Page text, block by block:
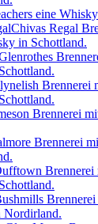
eine
Chivas Regal
in Schottland.
Brennerei
Brennerei
Brennerei
Brennerei
Nordirland.